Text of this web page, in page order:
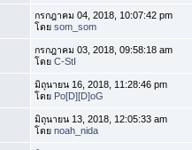
กรกฎาคม 04, 2018, 10:07:42 pm
โดยsom_som
กรกฎาคม 03, 2018, 09:58:18 am
โดยC-StI
มิถุนายน 16, 2018, 11:28:46 pm
โดย Po[D][D]oG
มิถุนายน 13, 2018, 12:05:33 am
โดยnoah_nida